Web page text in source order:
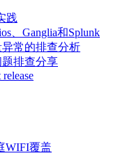
践
、Ganglia和Splunk
常的排查分析
排查分享
WIFI覆盖